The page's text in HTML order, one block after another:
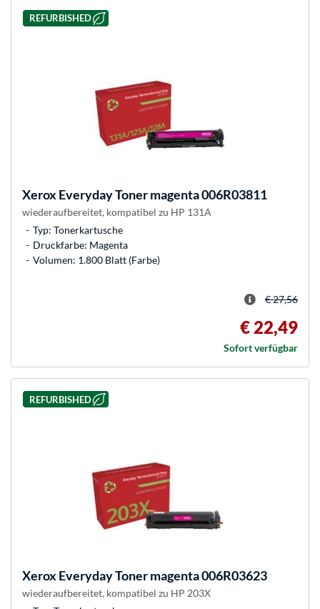
REFURBISHED
XeroxEveryday Toner magenta 006R03811
wiederaufbereitet, kompatibel zu HP 131A
Typ: Tonerkartusche
Druckfarbe: Magenta
Volumen: 1.800 Blatt (Farbe)
€ 27,56
€ 22,49
Sofort verfügbar
REFURBISHED
XeroxEveryday Toner magenta 006R03623
wiederaufbereitet, kompatibel zu HP 203X